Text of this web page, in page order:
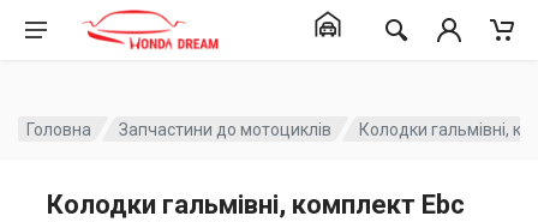
Головна Запчастини до мотоциклів Колодки гальмівні,
Колодки гальмівні, комплект Ebc